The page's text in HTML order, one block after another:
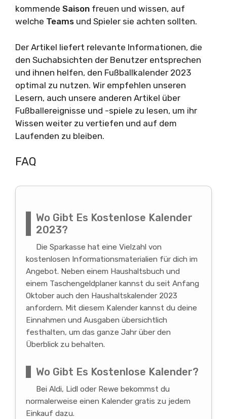
kommende Saison freuen und wissen, auf
welche Teams und Spieler sie achten sollten.
Der Artikel liefert relevante Informationen, die
den Suchabsichten der Benutzer entsprechen
und ihnen helfen, den Fußballkalender 2023
optimal zu nutzen. Wir empfehlen unseren
Lesern, auch unsere anderen Artikel über
Fußballereignisse und -spiele zu lesen, um ihr
Wissen weiter zu vertiefen und auf dem
Laufenden zu bleiben.
FAQ
Wo Gibt Es Kostenlose Kalender
2023?
Die Sparkasse hat eine Vielzahl von
kostenlosen Informationsmaterialien für dich im
Angebot. Neben einem Haushaltsbuch und
einem Taschengeldplaner kannst du seit Anfang
Oktober auch den Haushaltskalender 2023
anfordern. Mit diesem Kalender kannst du deine
Einnahmen und Ausgaben übersichtlich
festhalten, um das ganze Jahr über den
Überblick zu behalten.
Wo Gibt Es Kostenlose Kalender?
Bei Aldi, Lidl oder Rewe bekommst du
normalerweise einen Kalender gratis zu jedem
Einkauf dazu.